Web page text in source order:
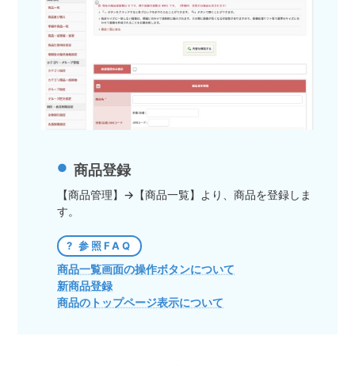
商品登録
【商品管理】→【商品一覧】より、商品を登録しま
す。
参照FAQ
商品一覧画面の操作ボタンについて
新商品登録
商品のトップページ表示について